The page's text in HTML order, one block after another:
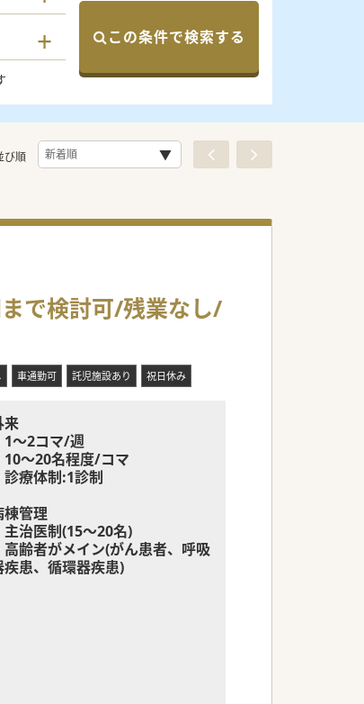
この条件で検索する
び順
で検討可/残業なし/
車通勤可 託児施設あり 祝日休み
来
1～2コマ/週
10～20名程度/コマ
診療体制:1診制
棟管理
主治医制(15～20名)
高齢者がメイン(がん患者、呼吸
疾患、循環器疾患)